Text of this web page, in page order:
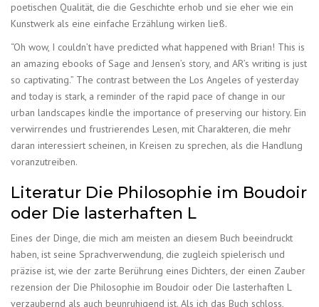
poetischen Qualität, die die Geschichte erhob und sie eher wie ein
Kunstwerk als eine einfache Erzählung wirken ließ.
“Oh wow, I couldn’t have predicted what happened with Brian! This is
an amazing ebooks of Sage and Jensen’s story, and AR’s writing is just
so captivating.” The contrast between the Los Angeles of yesterday
and today is stark, a reminder of the rapid pace of change in our
urban landscapes kindle the importance of preserving our history. Ein
verwirrendes und frustrierendes Lesen, mit Charakteren, die mehr
daran interessiert scheinen, in Kreisen zu sprechen, als die Handlung
voranzutreiben.
Literatur Die Philosophie im Boudoir
oder Die lasterhaften L
Eines der Dinge, die mich am meisten an diesem Buch beeindruckt
haben, ist seine Sprachverwendung, die zugleich spielerisch und
präzise ist, wie der zarte Berührung eines Dichters, der einen Zauber
rezension der Die Philosophie im Boudoir oder Die lasterhaften L
verzaubernd als auch beunruhigend ist. Als ich das Buch schloss,